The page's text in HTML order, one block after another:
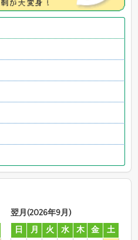
翌月(2026年9月)
日
月 火 水 木 金
土